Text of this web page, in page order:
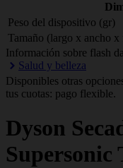
Peso del dispositivo (gr)
Tamaño (largo x ancho
Información sobre flash
Salud y belleza
Disponibles otras
tus cuotas: pago flexible.
Dyson
Supersonic